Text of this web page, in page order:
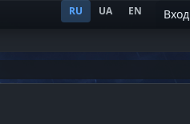
RU UA EN Вход